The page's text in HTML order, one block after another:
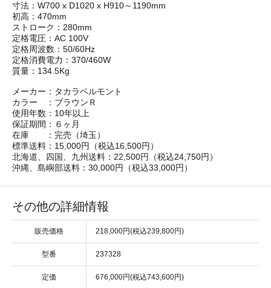
寸法：W700 x D1020 x H910～1190mm
初高：470mm
ストローク：280mm
定格電圧：AC 100V
定格周波数：50/60Hz
定格消費電力：370/460W
質量：134.5Kg
メーカー：タカラベルモント
カラー ：ブラウンＲ
使用年数：10年以上
保証期間：６ヶ月
在庫 ：完売（埼玉）
標準送料：15,000円（税込16,500円）
北海道、四国、九州送料：22,500円（税込24,750円）
沖縄、島嶼部送料：30,000円（税込33,000円）
その他の詳細情報
販売価格 218,000円(税込239,800円)
型番 237328
定価 676,000円(税込743,600円)